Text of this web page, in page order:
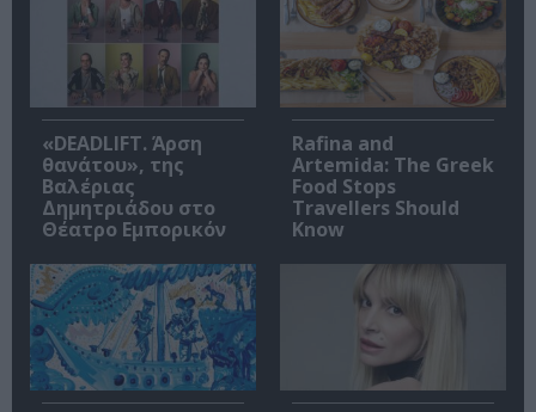
«DEADLIFT. Άρση
θανάτου», της
Βαλέριας
Δημητριάδου στο
Θέατρο Εμπορικόν
Rafina and
Artemida: The Greek
Food Stops
Travellers Should
Know